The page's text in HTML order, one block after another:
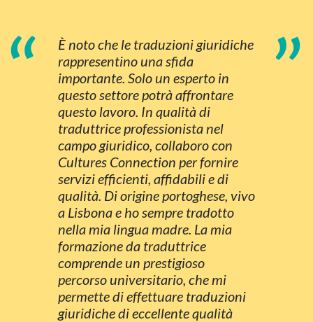
“
È noto che le traduzioni giuridiche
rappresentino una sfida
importante. Solo un esperto in
questo settore potrà affrontare
questo lavoro. In qualità di
traduttrice professionista nel
campo giuridico, collaboro con
Cultures Connection per fornire
servizi efficienti, affidabili e di
qualità. Di origine portoghese, vivo
a Lisbona e ho sempre tradotto
nella mia lingua madre. La mia
formazione da traduttrice
comprende un prestigioso
percorso universitario, che mi
permette di effettuare traduzioni
giuridiche di eccellente qualità
”